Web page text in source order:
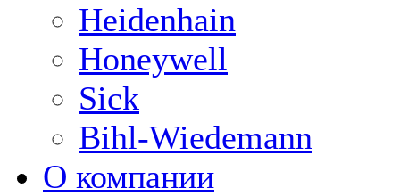
Heidenhain
Honeywell
Sick
Bihl-Wiedemann
О компании